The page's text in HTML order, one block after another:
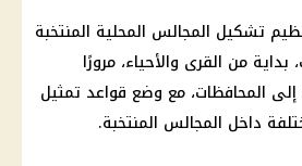
تشكيل المجالس المحلية المنتخبة
من القرى والأحياء، مرورًا
إلى المحافظات، مع وضع قواعد تمثيل
داخل المجالس المنتخبة.